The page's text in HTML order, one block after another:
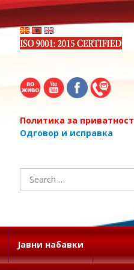
Политика за приватност
Одговор и исправка
Search
for:
Јавни набавки